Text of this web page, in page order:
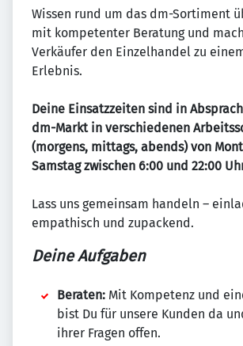
Wissen rund um das dm-Sortiment
mit kompetenter Beratung und
Verkäufer den Einzelhandel zu
Erlebnis.
Deine Einsatzzeiten sind in
dm-Markt in verschiedenen
(morgens, mittags, abends) von
Samstag zwischen 6:00 und 22:00
Lass uns gemeinsam handeln –
empathisch und zupackend.
Deine Aufgaben
Beraten: Mit Kompetenz und
bist Du für unsere Kunden da
ihrer Fragen offen.